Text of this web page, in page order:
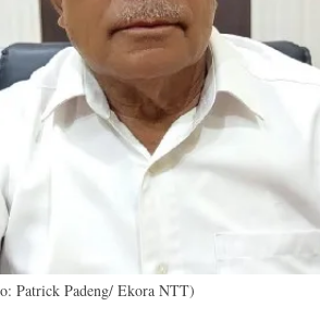
Patrick Padeng/ Ekora NTT)